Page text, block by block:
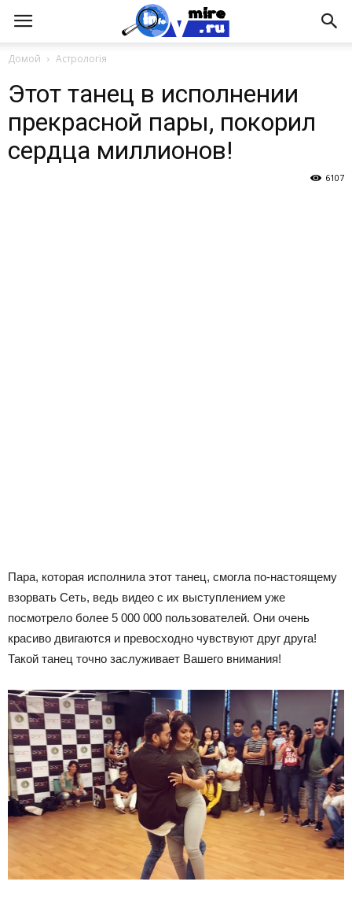
Домой Астрологія
Этот танец в исполнении
прекрасной пары, покорил
сердца миллионов!
6107
Пара, которая исполнила этот танец, смогла по-настоящему
взорвать Сеть, ведь видео с их выступлением уже
посмотрело более 5 000 000 пользователей. Они очень
красиво двигаются и превосходно чувствуют друг друга!
Такой танец точно заслуживает Вашего внимания!